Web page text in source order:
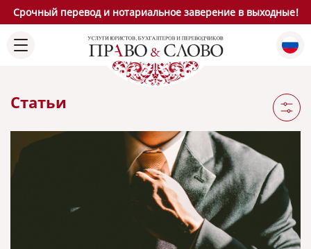
Срочный перевод и нотариальное заверение в выходные!
Статьи